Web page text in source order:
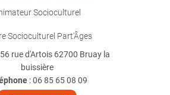
Socioculturel
Socioculturel Part'Âges
56 rue d'Artois 62700 Bruay la
buissière
:06 85 65 08 09